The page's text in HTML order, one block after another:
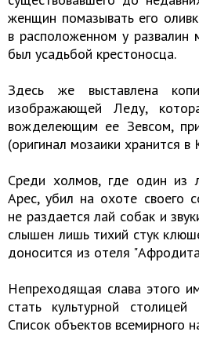
женщин помазывать его
в расположенном у развалин
был усадьбой крестоносца.
Здесь же выставлена
изображающей Леду,
вожделеющим ее Зевсом,
(оригинал мозаики хранится в
Среди холмов, где один из
Арес, убил на охоте своего
не раздается лай собак и
слышен лишь тихий стук
доносится из отеля
Непреходящая слава этого
стать культурной
Список объектов всемирного